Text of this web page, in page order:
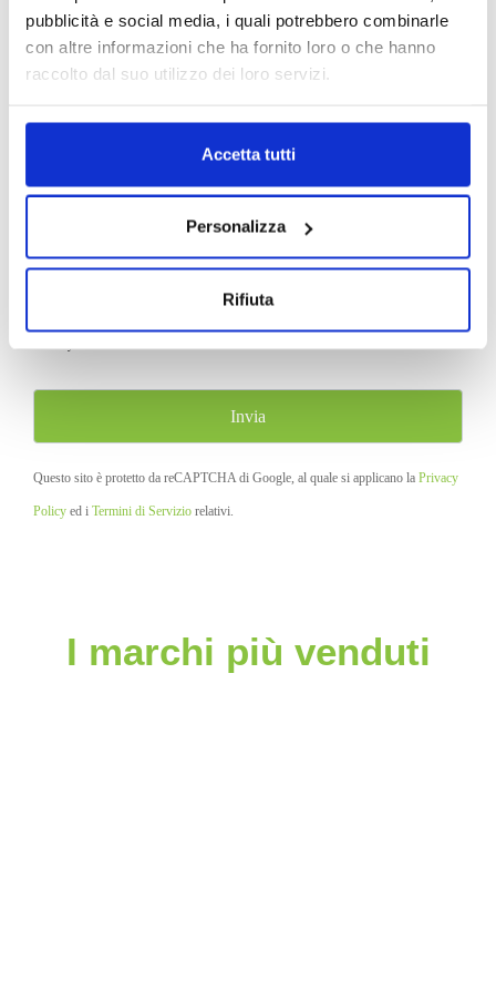
pubblicità e social media, i quali potrebbero combinarle
con altre informazioni che ha fornito loro o che hanno
raccolto dal suo utilizzo dei loro servizi.
Accetta tutti
Personalizza
Rifiuta
Questo sito è protetto da reCAPTCHA di Google, al quale si applicano la Privacy
Policy ed i Termini di Servizio relativi.
I marchi più venduti